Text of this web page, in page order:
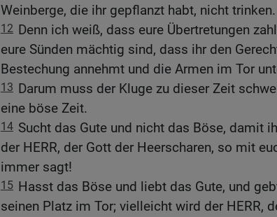
Weinberge, die ihr gepflanzt habt, nicht trinken.
12 Denn ich weiß, dass eure Übertretungen
eure Sünden mächtig sind, dass ihr den
Bestechung annehmt und die Armen im Tor
13 Darum muss der Kluge zu dieser Zeit
eine böse Zeit.
14 Sucht das Gute und nicht das Böse, damit
der HERR, der Gott der Heerscharen, so mit
immer sagt!
15 Hasst das Böse und liebt das Gute, und
seinen Platz im Tor; vielleicht wird der HERR,